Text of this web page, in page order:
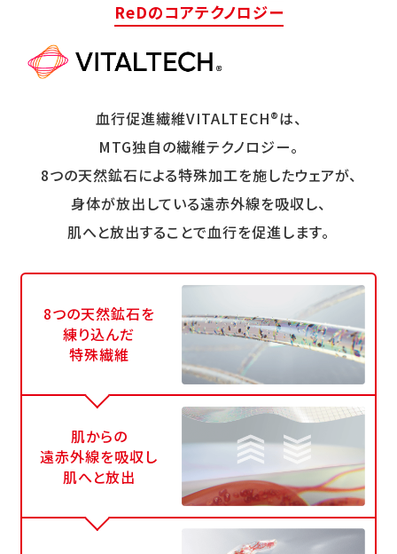
ReDのコアテクノロジー
血行促進繊維VITALTECH®は、
MTG独自の繊維テクノロジー。
8つの天然鉱石による特殊加工を施したウェアが、
身体が放出している遠赤外線を吸収し、
肌へと放出することで血行を促進します。
8つの天然鉱石を
練り込んだ
特殊繊維
肌からの
遠赤外線を吸収し
肌へと放出